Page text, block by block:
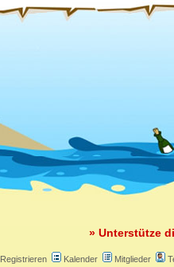
» Unterstütze
Registrieren Kalender Mitglieder